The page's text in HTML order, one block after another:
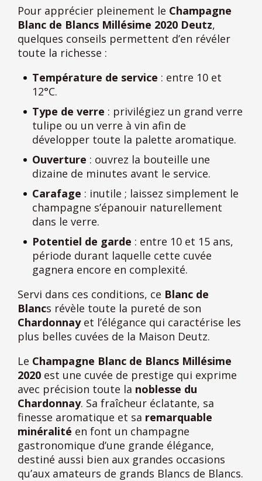
Pour apprécier pleinement le Champagne
Blanc de Blancs Millésime 2020 Deutz,
quelques conseils permettent d’en révéler
toute la richesse :
Température de service : entre 10 et
12°C.
Type de verre : privilégiez un grand verre
tulipe ou un verre à vin afin de
développer toute la palette aromatique.
Ouverture : ouvrez la bouteille une
dizaine de minutes avant le service.
Carafage : inutile ; laissez simplement le
champagne s’épanouir naturellement
dans le verre.
Potentiel de garde : entre 10 et 15 ans,
période durant laquelle cette cuvée
gagnera encore en complexité.
Servi dans ces conditions, ce Blanc de
Blancs révèle toute la pureté de son
Chardonnayet l’élégance qui caractérise les
plus belles cuvées de la Maison Deutz.
Le Champagne Blanc de Blancs Millésime
2020 est une cuvée de prestige qui exprime
avec précision toute la noblesse du
Chardonnay. Sa fraîcheur éclatante, sa
finesse aromatique et sa remarquable
minéralité en font un champagne
gastronomique d’une grande élégance,
destiné aussi bien aux grandes occasions
qu’aux amateurs de grands Blancs de Blancs.